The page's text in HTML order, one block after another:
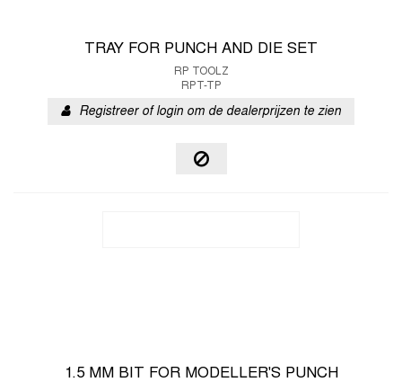
TRAY FOR PUNCH AND DIE SET
RP TOOLZ
RPT-TP
Registreer of login om de dealerprijzen te zien
1.5 MM BIT FOR MODELLER'S PUNCH